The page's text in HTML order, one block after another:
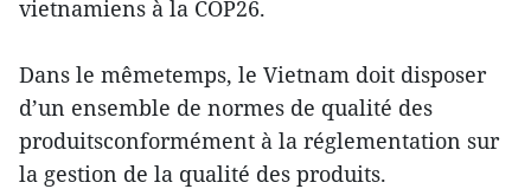
vietnamiens à la COP26.
Dans le mêmetemps, le Vietnam doit disposer
d’un ensemble de normes de qualité des
produitsconformément à la réglementation sur
la gestion de la qualité des produits.